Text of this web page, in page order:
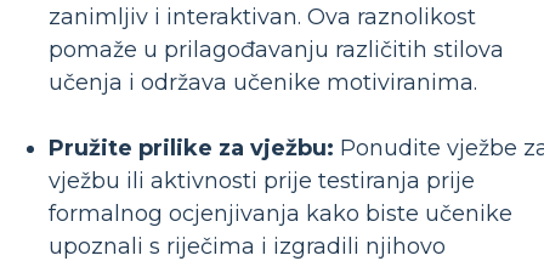
zanimljiv i interaktivan. Ova raznolikost
pomaže u prilagođavanju različitih stilova
učenja i održava učenike motiviranima.
Pružite prilike za vježbu: Ponudite vježbe
vježbu ili aktivnosti prije testiranja prije
formalnog ocjenjivanja kako biste učenike
upoznali s riječima i izgradili njihovo